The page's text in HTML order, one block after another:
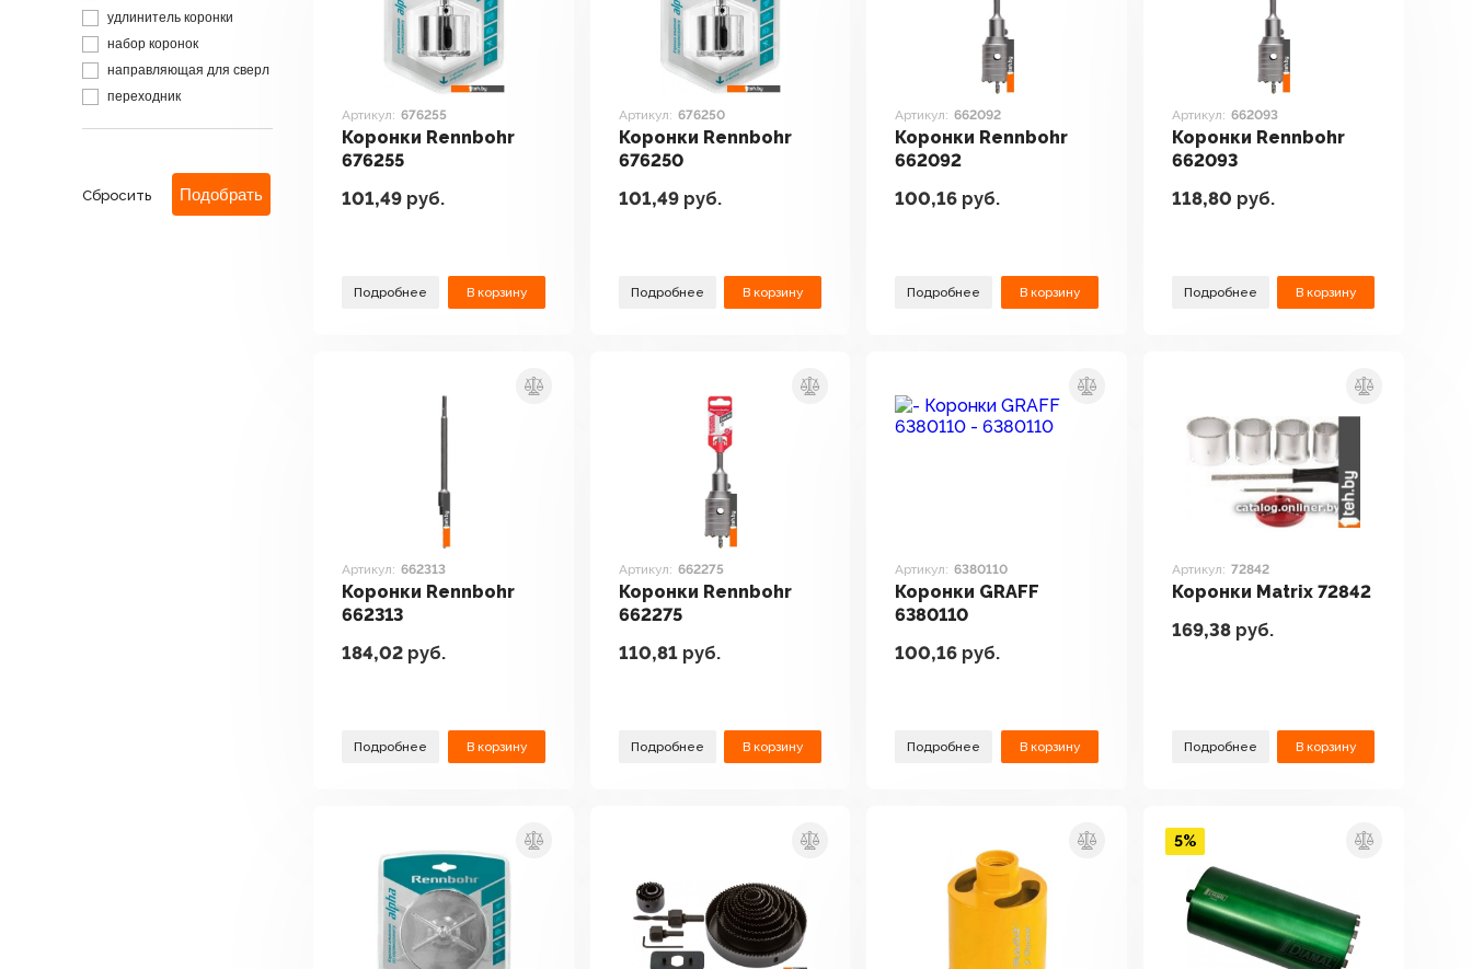
удлинитель коронки
набор коронок
направляющая для сверл
переходник
Сбросить
Артикул: 676255
Коронки Rennbohr
676255
101,49 руб.
Подробнее В корзину
Артикул: 676250
Коронки Rennbohr
676250
101,49руб.
Подробнее В корзину
Артикул: 662092
Коронки Rennbohr
662092
100,16 руб.
Подробнее В корзину
Артикул: 662093
Коронки Rennbohr
662093
118,80 руб.
Подробнее В корзину
Артикул: 662313
Коронки Rennbohr
662313
184,02 руб.
Подробнее В корзину
Артикул: 662275
Коронки Rennbohr
662275
110,81руб.
Подробнее В корзину
Артикул: 6380110
Коронки GRAFF
6380110
100,16 руб.
Подробнее В корзину
Артикул: 72842
Коронки Matrix 72842
169,38 руб.
Подробнее В корзину
5%